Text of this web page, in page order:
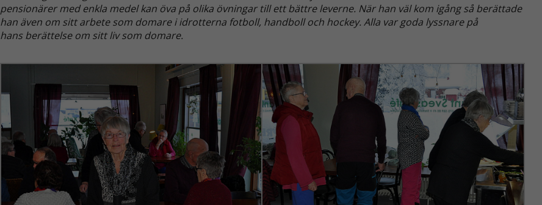
pensionärer med enkla medel kan öva på olika övningar till ett bättre leverne. När han väl kom igång så berättade
han även om sitt arbete som domare i idrotterna fotboll, handboll och hockey. Alla var goda lyssnare på
hans berättelse om sitt liv som domare.